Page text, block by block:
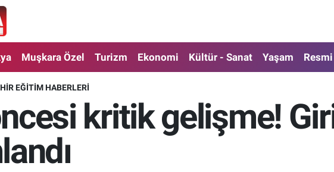
Muşkara Özel Turizm Ekonomi Kültür - Sanat Yaşam
EĞITIM HABERLERI
kritik gelişme!